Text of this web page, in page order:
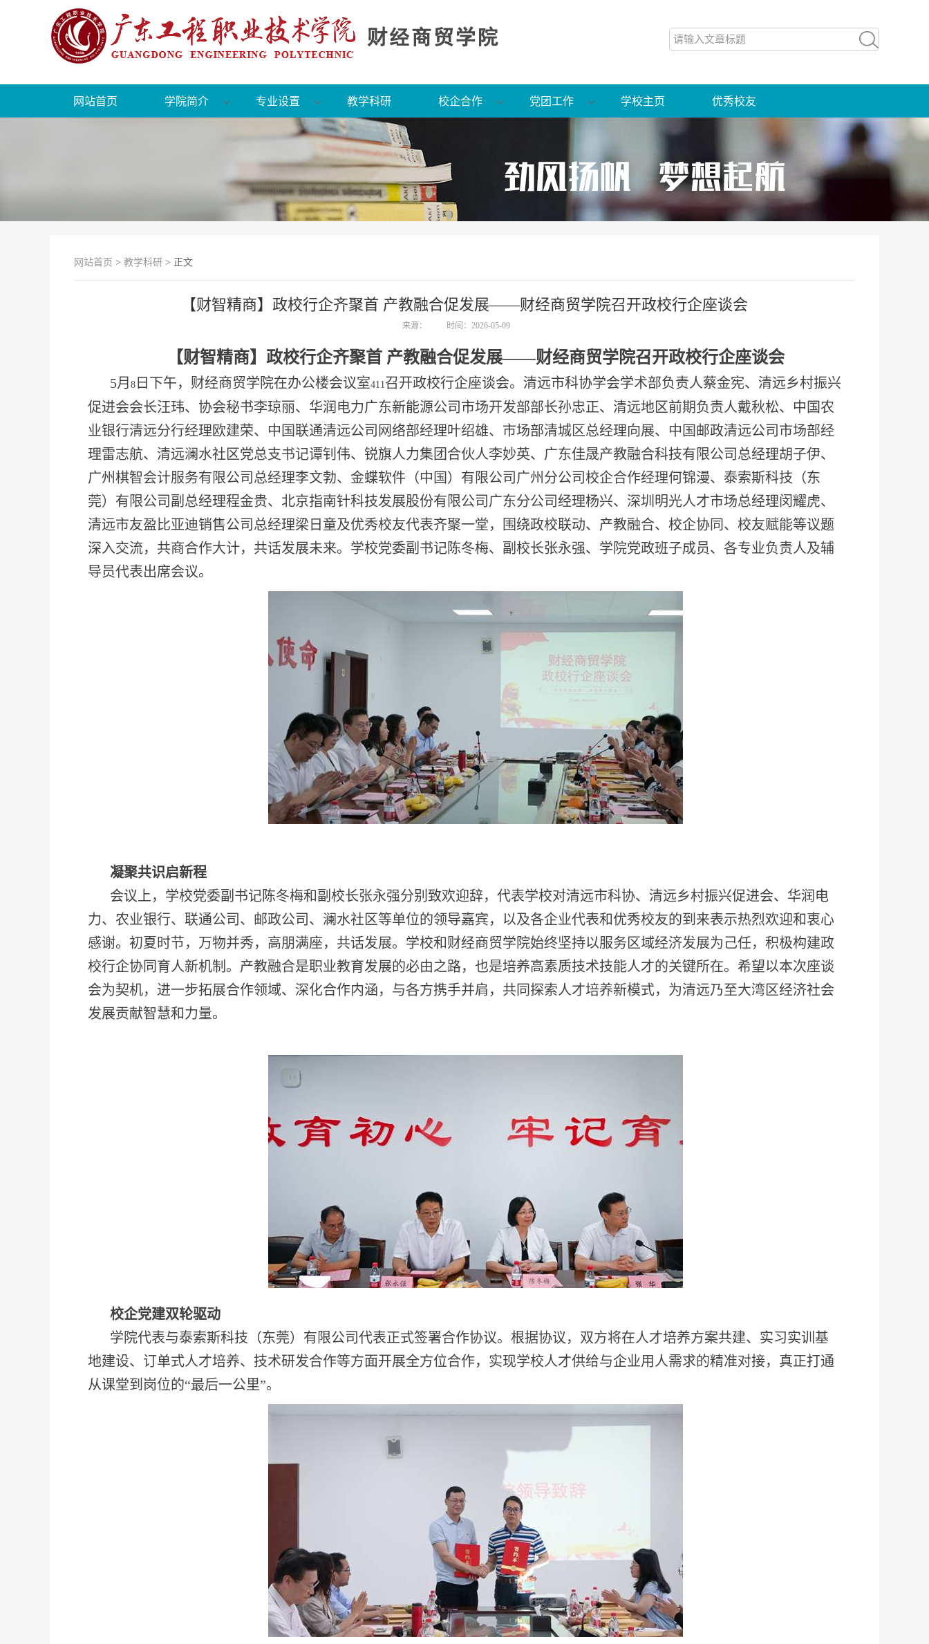
网站首页 学院简介 专业设置 教学科研 校企合作 党团工作 学校主页 优秀校友
网站首页 > 教学科研 > 正文
【财智精商】政校行企齐聚首 产教融合促发展——财经商贸学院召开政校行企座谈会
来源： 时间：2026-05-09
【财智精商】政校行企齐聚首 产教融合促发展——财经商贸学院召开政校行企座谈会
5月 8 日下午，财经商贸学院在办公楼会议室411召开政校行企座谈会。清远市科协学会学术部负责人蔡金宪、清远乡村振兴
促进会会长汪玮、协会秘书李琼丽、华润电力广东新能源公司市场开发部部长孙忠正、清远地区前期负责人戴秋松、中国农
业银行清远分行经理欧建荣、中国联通清远公司网络部经理叶绍雄、市场部清城区总经理向展、中国邮政清远公司市场部经
理雷志航、清远澜水社区党总支书记谭钊伟、锐旗人力集团合伙人李妙英、广东佳晟产教融合科技有限公司总经理胡子伊、
广州棋智会计服务有限公司总经理李文勃、金蝶软件（中国）有限公司广州分公司校企合作经理何锦漫、泰索斯科技（东
莞）有限公司副总经理程金贵、北京指南针科技发展股份有限公司广东分公司经理杨兴、深圳明光人才市场总经理闵耀虎、
清远市友盈比亚迪销售公司总经理梁日童及优秀校友代表齐聚一堂，围绕政校联动、产教融合、校企协同、校友赋能等议题
深入交流，共商合作大计，共话发展未来。学校党委副书记陈冬梅、副校长张永强、学院党政班子成员、各专业负责人及辅
导员代表出席会议。
凝聚共识启新程
会议上，学校党委副书记陈冬梅和副校长张永强分别致欢迎辞，代表学校对清远市科协、清远乡村振兴促进会、华润电
力、农业银行、联通公司、邮政公司、澜水社区等单位的领导嘉宾，以及各企业代表和优秀校友的到来表示热烈欢迎和衷心
感谢。初夏时节，万物并秀，高朋满座，共话发展。学校和财经商贸学院始终坚持以服务区域经济发展为己任，积极构建政
校行企协同育人新机制。产教融合是职业教育发展的必由之路，也是培养高素质技术技能人才的关键所在。希望以本次座谈
会为契机，进一步拓展合作领域、深化合作内涵，与各方携手并肩，共同探索人才培养新模式，为清远乃至大湾区经济社会
发展贡献智慧和力量。
校企党建双轮驱动
学院代表与泰索斯科技（东莞）有限公司代表正式签署合作协议。根据协议，双方将在人才培养方案共建、实习实训基
地建设、订单式人才培养、技术研发合作等方面开展全方位合作，实现学校人才供给与企业用人需求的精准对接，真正打通
从课堂到岗位的“最后一公里”。